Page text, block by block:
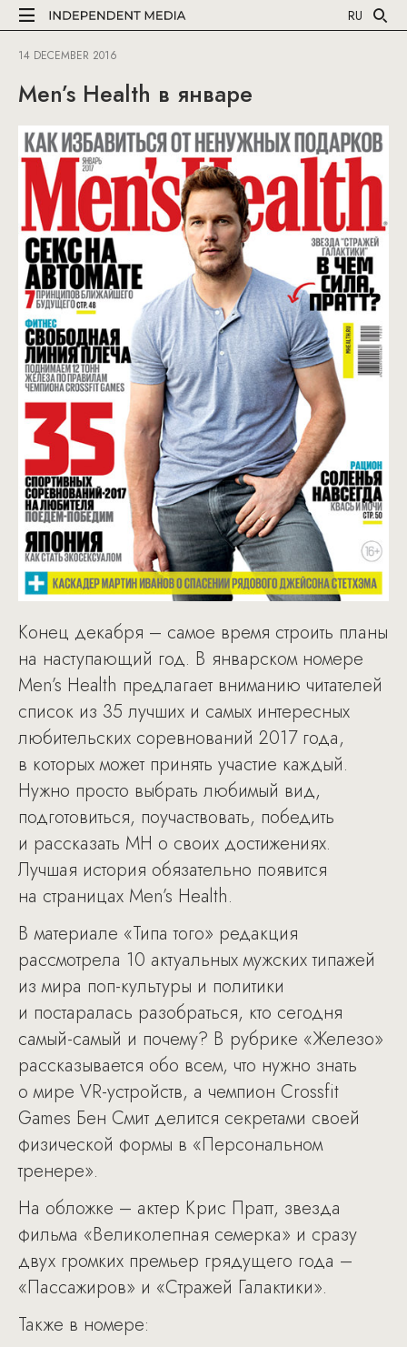
RU
14 DECEMBER 2016
Men’s Health в январе
Конец декабря – самое время строить планы
на наступающий год. В январском номере
Men’s Health предлагает вниманию читателей
список из 35 лучших и самых интересных
любительских соревнований 2017 года,
в которых может принять участие каждый.
Нужно просто выбрать любимый вид,
подготовиться, поучаствовать, победить
и рассказать MH о своих достижениях.
Лучшая история обязательно появится
на страницах Men’s Health.
В материале «Типа того» редакция
рассмотрела 10 актуальных мужских типажей
из мира поп-культуры и политики
и постаралась разобраться, кто сегодня
самый-самый и почему? В рубрике «Железо»
рассказывается обо всем, что нужно знать
о мире VR-устройств, а чемпион Crossfit
Games Бен Смит делится секретами своей
физической формы в «Персональном
тренере».
На обложке – актер Крис Пратт, звезда
фильма «Великолепная семерка» и сразу
двух громких премьер грядущего года –
«Пассажиров» и «Стражей Галактики».
Также в номере: